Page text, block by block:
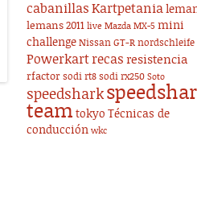
cabanillas Kartpetania
lemans 2011 live Mazda MX-5 mini
challenge Nissan GT-R nordschleife
Powerkart recas resistencia
rfactor sodi rt8 sodi rx250 Soto
speedshark
team tokyo Técnicas de
conducción wkc